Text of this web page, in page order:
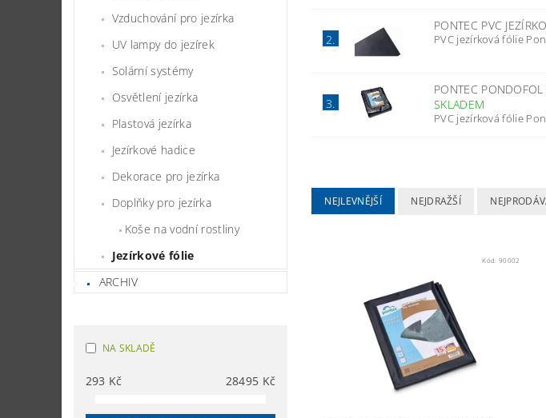
Vzduchování pro jezírka
UV lampy do jezírek
Solární systémy
Osvětlení jezírka
Plastová jezírka
Jezírkové hadice
Dekorace pro jezírka
Doplňky pro jezírka
Koše na vodní rostliny
Jezírkové fólie
ARCHIV
NA SKLADĚ
293 Kč 28495 Kč
2.
PONTEC PVC
PVC jezírková fólie
3.
PONTEC
SKLADEM
PVC jezírková fólie
NEJLEVNĚJŠÍ NEJDRAŽŠÍ
Kód: 90002